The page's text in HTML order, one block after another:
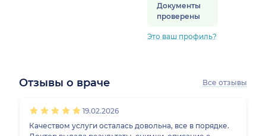
Документы
проверены
Это ваш профиль?
Отзывы о враче Все отзывы
19.02.2026
Качеством услуги осталась довольна, все в порядке.